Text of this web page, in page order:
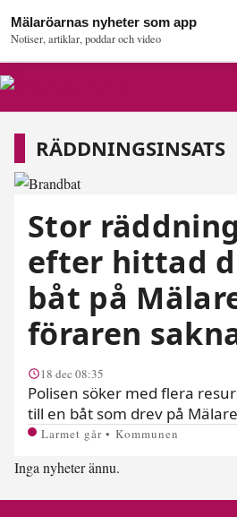
Mälaröarnas nyheter som app
Notiser, artiklar, poddar och video
Räddningsinsats
RÄDDNINGSINSATS
Stor
efter hittad
båt på
föraren
18 dec 08:35
Polisen söker med flera
till en båt som drev på
Larmet går • Kommunen
Inga nyheter ännu.